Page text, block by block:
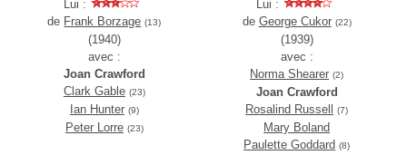
Lui :
de Frank Borzage (13)
(1940)
avec :
Joan Crawford
Clark Gable (23)
Ian Hunter (9)
Peter Lorre (23)
Lui :
de George Cukor (22)
(1939)
avec :
Norma Shearer (2)
Joan Crawford
Rosalind Russell
(7)
Mary Boland
Paulette Goddard (8)